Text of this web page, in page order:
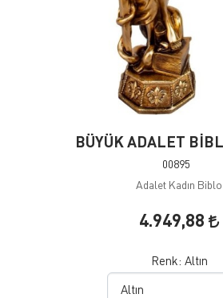
BÜYÜK ADALET
00895
Adalet Kadın Biblo
4.949,88
Renk: Altın